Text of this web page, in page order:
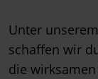
Unter
schaffen wir
die